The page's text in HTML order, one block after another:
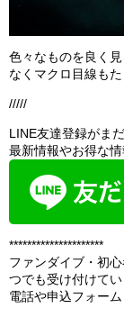
色々なものを良く
なくマクロ目線もた
/////
LINE友達登録がま
最新情報やお得な情
*********************
ファンダイブ・初
つでも受け付けて
電話や申込フォー